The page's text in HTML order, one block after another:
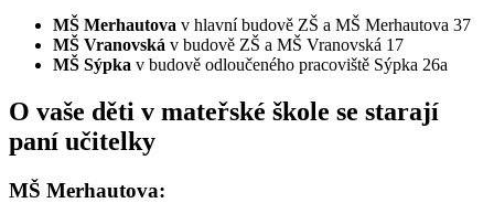
MŠ Merhautova v hlavní budově ZŠ a MŠ Merhautova 37
MŠ Vranovská v budově ZŠ a MŠ Vranovská 17
MŠ Sýpka v budově odloučeného pracoviště Sýpka 26a
O vaše děti v mateřské škole se starají
paní učitelky
MŠ Merhautova: